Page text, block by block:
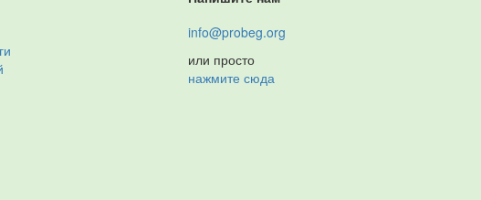
info@probeg.org
или просто
нажмите сюда